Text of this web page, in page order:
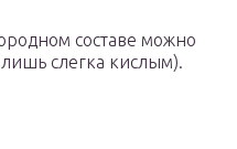
составе можно
слегка кислым).